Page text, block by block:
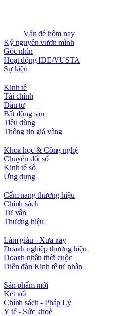
Vấn đề hôm nay
Kỷ nguyên vươn mình
Góc nhìn
Hoạt động IDE/VUSTA
Sự kiện
Kinh tế
Tài chính
Đầu tư
Bất động sản
Tiêu dùng
Thông tin giá vàng
Khoa học & Công nghệ
Chuyển đổi số
Kinh tế số
Ứng dụng
Cẩm nang thương hiệu
Chính sách
Tư vấn
Thương hiệu
Làm giàu - Xưa nay
Doanh nghiệp thương hiệu
Doanh nhân thời cuộc
Diễn đàn Kinh tế tư nhân
Sản phẩm mới
Kết nối
Chính sách - Pháp Lý
Y tế - Sức khoẻ